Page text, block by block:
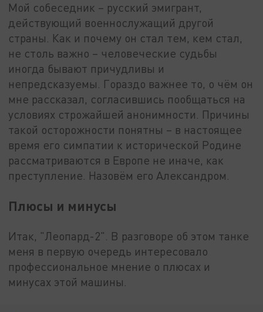
Мой собеседник – русский эмигрант,
действующий военнослужащий другой
страны. Как и почему он стал тем, кем стал,
не столь важно – человеческие судьбы
иногда бывают причудливы и
непредсказуемы. Гораздо важнее то, о чём он
мне рассказал, согласившись пообщаться на
условиях строжайшей анонимности. Причины
такой осторожности понятны – в настоящее
время его симпатии к исторической Родине
рассматриваются в Европе не иначе, как
преступление. Назовём его Александром.
Плюсы и минусы
Итак, "Леопард-2". В разговоре об этом танке
меня в первую очередь интересовало
профессиональное мнение о плюсах и
минусах этой машины.